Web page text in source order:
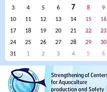
3
4 5 6 7 8
9
10
11 12 13 14 15
16
17
18 19 20 21 22
23
24
25 26 27 28 29
30
31
1 2 3 4 5 6